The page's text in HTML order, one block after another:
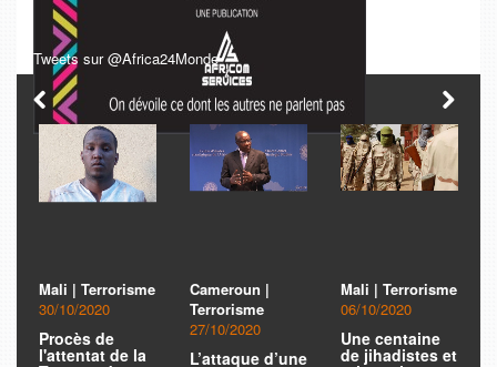
Tweets sur @Africa24Monde
Mali | Terrorisme
30/10/2020
Procès de
l'attentat de la
Cameroun |
Terrorisme
27/10/2020
L’attaque d’une
Mali | Terrorisme
06/10/2020
Une centaine
de jihadistes et